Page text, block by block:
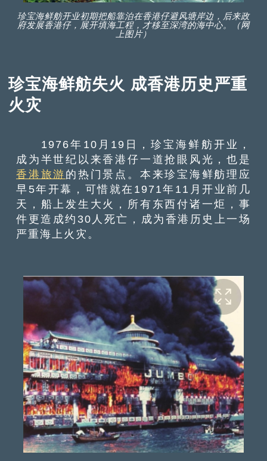
珍宝海鲜舫开业初期把船靠泊在香港仔避风塘岸边，后来政
府发展香港仔，展开填海工程，才移至深湾的海中心。（网
上图片）
珍宝海鲜舫失火 成香港历史严重
火灾
1976年10月19日，珍宝海鲜舫开业，
成为半世纪以来香港仔一道抢眼风光，也是
香港旅游的热门景点。本来珍宝海鲜舫理应
早5年开幕，可惜就在1971年11月开业前几
天，船上发生大火，所有东西付诸一炬，事
件更造成约30人死亡，成为香港历史上一场
严重海上火灾。